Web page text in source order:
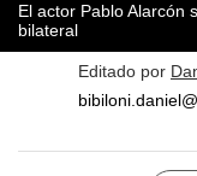
El actor Pablo Alarcón
bilateral
Editado por